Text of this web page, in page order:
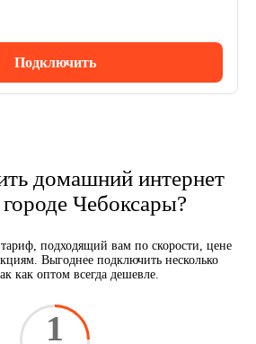
Подключить
домашний интернет
Чебоксары?
подходящий вам по скорости, цене
Выгоднее подключить несколько
как оптом всегда дешевле.
1